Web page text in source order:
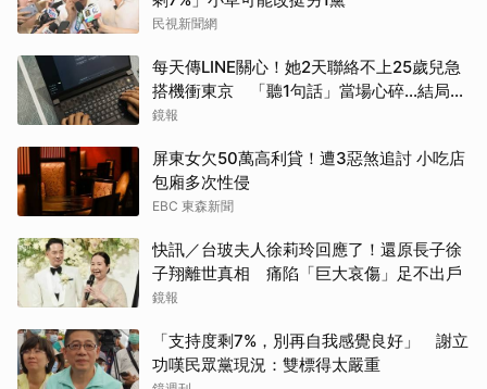
民視新聞網
每天傳LINE關心！她2天聯絡不上25歲兒急
搭機衝東京 「聽1句話」當場心碎...結局看
哭網
鏡報
屏東女欠50萬高利貸！遭3惡煞追討 小吃店
包廂多次性侵
EBC 東森新聞
快訊／台玻夫人徐莉玲回應了！還原長子徐
子翔離世真相 痛陷「巨大哀傷」足不出戶
鏡報
「支持度剩7%，別再自我感覺良好」 謝立
功嘆民眾黨現況：雙標得太嚴重